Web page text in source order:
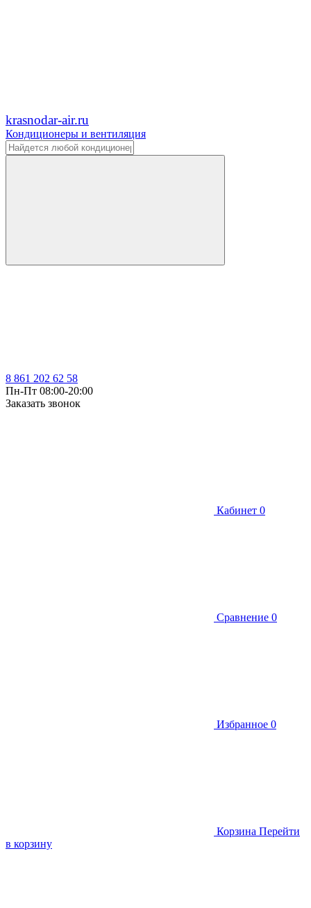
krasnodar-air.ru
Кондиционеры и вентиляция
8 861 202 62 58
Пн-Пт 08:00-20:00
Заказать звонок
Кабинет 0
Сравнение 0
Избранное 0
Корзина Перейти
в корзину